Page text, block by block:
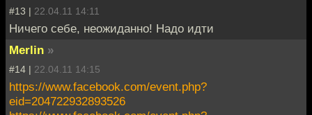
#13 | 22.04.11 14:11
Ничего себе, неожиданно! Надо идти
Merlin »
#14 | 22.04.11 14:15
https://www.facebook.com/event.php?
eid=204722932893526